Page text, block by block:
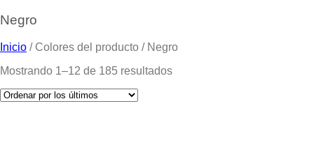
Negro
Inicio /Colores del producto /Negro
Mostrando 1–12 de 185 resultados